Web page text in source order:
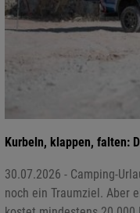
Kurbeln, klappen, falten:
30.07.2026 - Camping-
noch ein Traumziel. Aber